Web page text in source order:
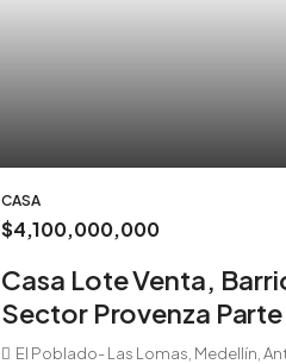
CASA
$4,100,000,000
Casa Lote Venta,
Sector Provenza
El Poblado- Las Lomas, Medellín,